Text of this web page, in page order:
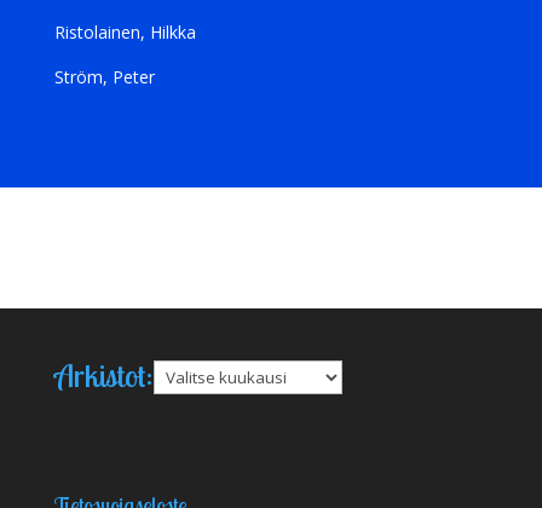
Ristolainen, Hilkka
Ström, Peter
Arkistot: Arkistot